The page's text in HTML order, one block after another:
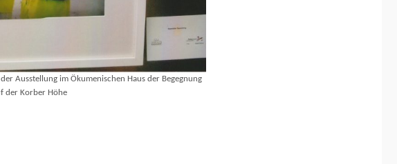
Ausstellung im Ökumenischen Haus der Begegnung
der Korber Höhe